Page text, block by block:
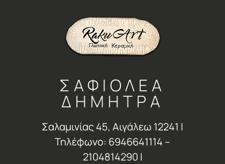
ΣΑΦΙΟΛΕΑ
ΔΗΜΗΤΡΑ
Σαλαμινίας 45, Αιγάλεω 12241 Ι
Τηλέφωνο: 6946641114 –
2104814290 Ι